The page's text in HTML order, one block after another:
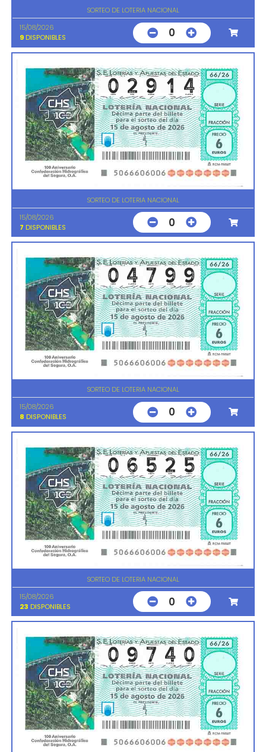
SORTEO DE LOTERIA NACIONAL
15/08/2026
9 DISPONIBLES 0
SORTEO DE LOTERIA NACIONAL
15/08/2026
7 DISPONIBLES 0
SORTEO DE LOTERIA NACIONAL
15/08/2026
8 DISPONIBLES 0
SORTEO DE LOTERIA NACIONAL
15/08/2026
23 DISPONIBLES 0